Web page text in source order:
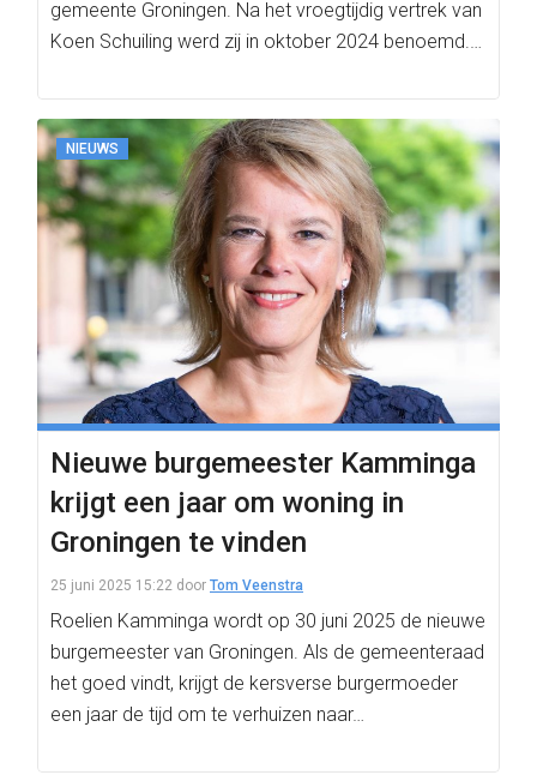
gemeente Groningen. Na het vroegtijdig vertrek van
Koen Schuiling werd zij in oktober 2024 benoemd.…
NIEUWS
Nieuwe burgemeester Kamminga
krijgt een jaar om woning in
Groningen te vinden
25 juni 2025 15:22 door Tom Veenstra
Roelien Kamminga wordt op 30 juni 2025 de nieuwe
burgemeester van Groningen. Als de gemeenteraad
het goed vindt, krijgt de kersverse burgermoeder
een jaar de tijd om te verhuizen naar…